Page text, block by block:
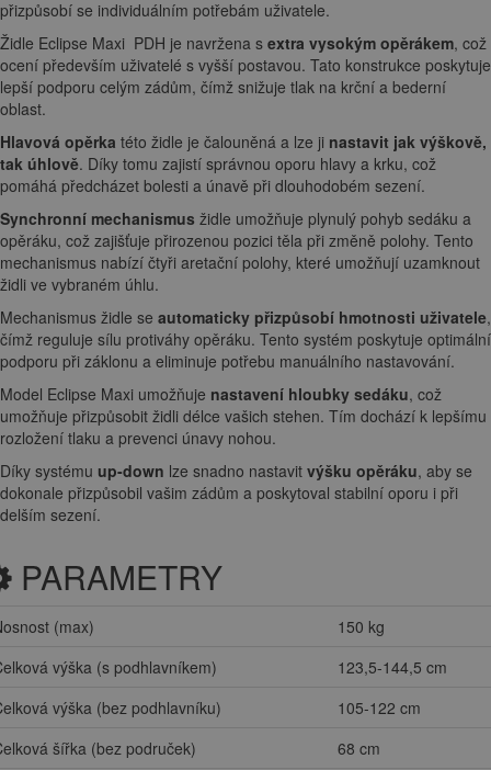
přizpůsobí se individuálním potřebám uživatele.
Židle Eclipse Maxi PDH je navržena s extra vysokým opěrákem, což
ocení především uživatelé s vyšší postavou. Tato konstrukce poskytuje
lepší podporu celým zádům, čímž snižuje tlak na krční a bederní
oblast.
Hlavová opěrka této židle je čalouněná a lze ji nastavit jak výškově,
tak úhlově. Díky tomu zajistí správnou oporu hlavy a krku, což
pomáhá předcházet bolesti a únavě při dlouhodobém sezení.
Synchronní mechanismus židle umožňuje plynulý pohyb sedáku a
opěráku, což zajišťuje přirozenou pozici těla při změně polohy. Tento
mechanismus nabízí čtyři aretační polohy, které umožňují uzamknout
židli ve vybraném úhlu.
Mechanismus židle se automaticky přizpůsobí hmotnosti uživatele,
čímž reguluje sílu protiváhy opěráku. Tento systém poskytuje optimální
podporu při záklonu a eliminuje potřebu manuálního nastavování.
Model Eclipse Maxi umožňuje nastavení hloubky sedáku, což
umožňuje přizpůsobit židli délce vašich stehen. Tím dochází k lepšímu
rozložení tlaku a prevenci únavy nohou.
Díky systému up-down lze snadno nastavit výšku opěráku, aby se
dokonale přizpůsobil vašim zádům a poskytoval stabilní oporu i při
delším sezení.
PARAMETRY
(max)
150 kg
výška (s podhlavníkem)
123,5-144,5 cm
výška (bez podhlavníku)
105-122 cm
šířka (bez područek)
68 cm